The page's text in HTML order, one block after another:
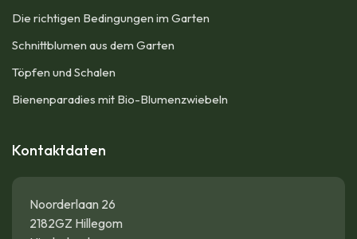
Die richtigen Bedingungen im Garten
Schnittblumen aus dem Garten
Töpfen und Schalen
Bienenparadies mit Bio-Blumenzwiebeln
Kontaktdaten
Noorderlaan 26
2182GZ Hillegom